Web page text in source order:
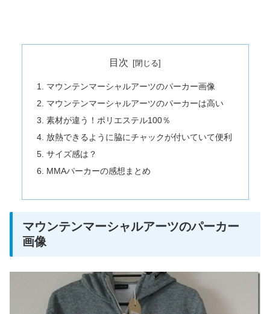
目次
マウンテンマーシャルアーツのパーカー画像
マウンテンマーシャルアーツのパーカーは高い
素材が違う！ポリエステル100％
放熱できるように脇にチャックが付いていて便利
サイズ感は？
MMAパーカーの感想まとめ
マウンテンマーシャルアーツのパーカー
画像